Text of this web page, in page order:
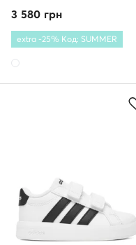
3 580 грн
extra -25% Код: SUMMER